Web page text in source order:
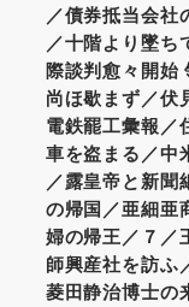
／債券抵当会社
／十階より墜ち
際談判愈々開始
尚ほ歇まず／伏
電鉄罷工彙報／
車を盗まる／中
／露皇帝と新聞
の帰国／亜細亜
婦の帰王／７／
師興産社を訪ふ
菱田静治博士の